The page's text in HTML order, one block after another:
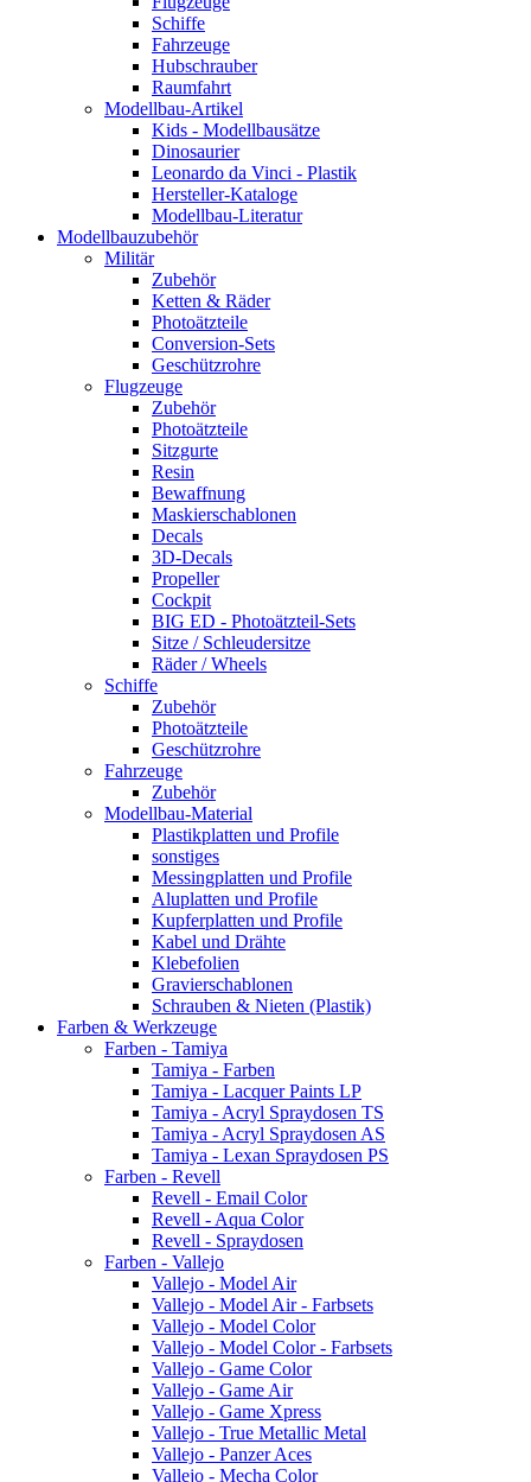
Schiffe
Fahrzeuge
Hubschrauber
Raumfahrt
Modellbau-Artikel
Kids - Modellbausätze
Dinosaurier
Leonardo da Vinci - Plastik
Hersteller-Kataloge
Modellbau-Literatur
Modellbauzubehör
Militär
Zubehör
Ketten & Räder
Photoätzteile
Conversion-Sets
Geschützrohre
Flugzeuge
Zubehör
Photoätzteile
Sitzgurte
Resin
Bewaffnung
Maskierschablonen
Decals
3D-Decals
Propeller
Cockpit
BIG ED - Photoätzteil-Sets
Sitze / Schleudersitze
Räder / Wheels
Schiffe
Zubehör
Photoätzteile
Geschützrohre
Fahrzeuge
Zubehör
Modellbau-Material
Plastikplatten und Profile
sonstiges
Messingplatten und Profile
Aluplatten und Profile
Kupferplatten und Profile
Kabel und Drähte
Klebefolien
Gravierschablonen
Schrauben & Nieten (Plastik)
Farben & Werkzeuge
Farben - Tamiya
Tamiya - Farben
Tamiya - Lacquer Paints LP
Tamiya - Acryl Spraydosen TS
Tamiya - Acryl Spraydosen AS
Tamiya - Lexan Spraydosen PS
Farben - Revell
Revell - Email Color
Revell - Aqua Color
Revell - Spraydosen
Farben - Vallejo
Vallejo - Model Air
Vallejo - Model Air - Farbsets
Vallejo - Model Color
Vallejo - Model Color - Farbsets
Vallejo - Game Color
Vallejo - Game Air
Vallejo - Game Xpress
Vallejo - True Metallic Metal
Vallejo - Panzer Aces
Vallejo - Mecha Color